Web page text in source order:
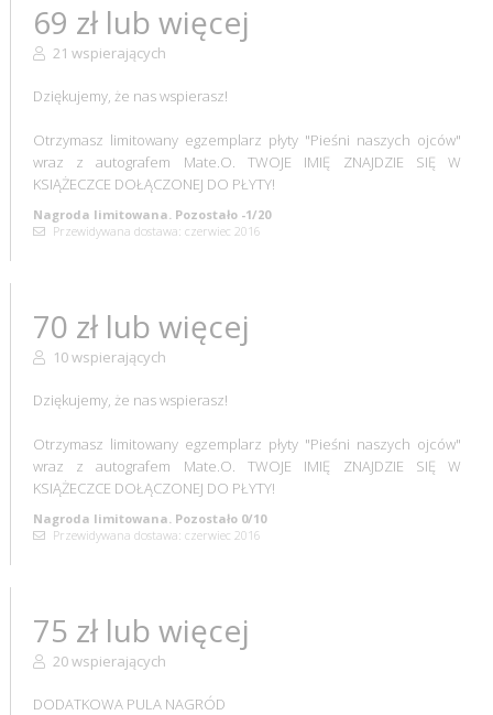
69 zł lub więcej
21 wspierających
Dziękujemy, że nas wspierasz!
Otrzymasz limitowany egzemplarz płyty "Pieśni naszych ojców"
wraz z autografem Mate.O. TWOJE IMIĘ ZNAJDZIE SIĘ W
KSIĄŻECZCE DOŁĄCZONEJ DO PŁYTY!
Nagroda limitowana. Pozostało -1/20
Przewidywana dostawa: czerwiec 2016
70 zł lub więcej
10 wspierających
Dziękujemy, że nas wspierasz!
Otrzymasz limitowany egzemplarz płyty "Pieśni naszych ojców"
wraz z autografem Mate.O. TWOJE IMIĘ ZNAJDZIE SIĘ W
KSIĄŻECZCE DOŁĄCZONEJ DO PŁYTY!
Nagroda limitowana. Pozostało 0/10
Przewidywana dostawa: czerwiec 2016
75 zł lub więcej
20 wspierających
DODATKOWA PULA NAGRÓD